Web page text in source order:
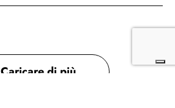
Caricare di più